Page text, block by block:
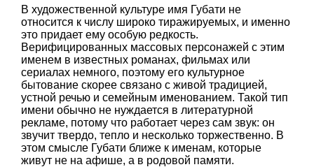
В художественной культуре имя Губати не
относится к числу широко тиражируемых, и именно
это придает ему особую редкость.
Верифицированных массовых персонажей с этим
именем в известных романах, фильмах или
сериалах немного, поэтому его культурное
бытование скорее связано с живой традицией,
устной речью и семейным именованием. Такой тип
имени обычно не нуждается в литературной
рекламе, потому что работает через сам звук: он
звучит твердо, тепло и несколько торжественно. В
этом смысле Губати ближе к именам, которые
живут не на афише, а в родовой памяти.